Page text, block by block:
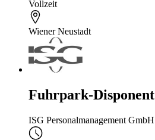
Vollzeit
Wiener Neustadt
Fuhrpark-Disponent
ISG Personalmanagement GmbH